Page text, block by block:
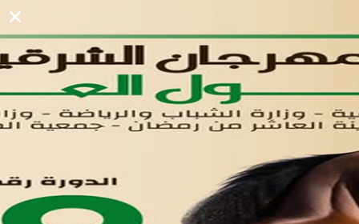
اتصل بنا
تواصل معنا
مدينة العاشر من رمضان
01221020029